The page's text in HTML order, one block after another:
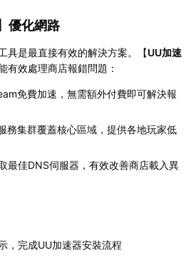
優化網路
具是最直接有效的解決方案。【UU加速
有效處理商店報錯問題：
免費加速，無需額外付費即可解決報
務集群覆蓋核心區域，提供各地玩家低
最佳DNS伺服器，有效改善商店載入異
，完成UU加速器安裝流程